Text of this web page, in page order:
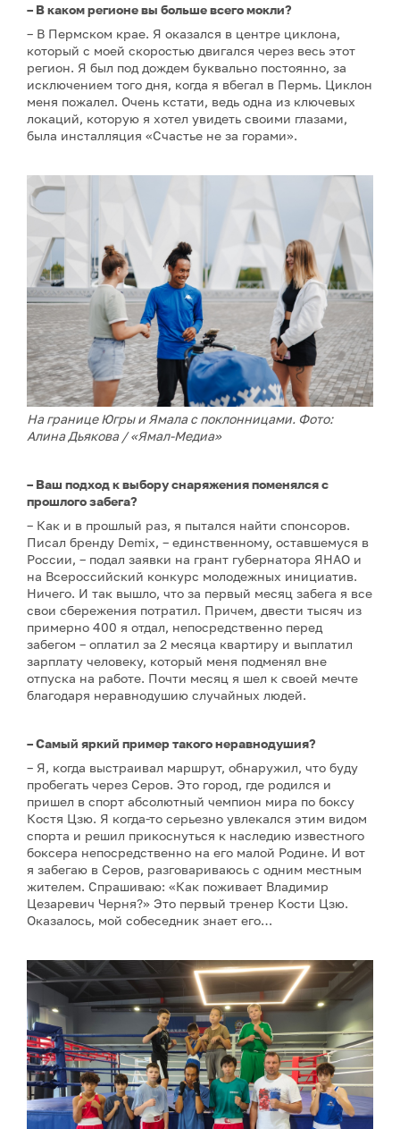
– В каком регионе вы больше всего мокли?
– В Пермском крае. Я оказался в центре циклона,
который с моей скоростью двигался через весь этот
регион. Я был под дождем буквально постоянно, за
исключением того дня, когда я вбегал в Пермь. Циклон
меня пожалел. Очень кстати, ведь одна из ключевых
локаций, которую я хотел увидеть своими глазами,
была инсталляция «Счастье не за горами».
На границе Югры и Ямала с поклонницами. Фото:
Алина Дьякова / «Ямал-Медиа»
– Ваш подход к выбору снаряжения поменялся с
прошлого забега?
– Как и в прошлый раз, я пытался найти спонсоров.
Писал бренду Demix, – единственному, оставшемуся в
России, – подал заявки на грант губернатора ЯНАО и
на Всероссийский конкурс молодежных инициатив.
Ничего. И так вышло, что за первый месяц забега я все
свои сбережения потратил. Причем, двести тысяч из
примерно 400 я отдал, непосредственно перед
забегом – оплатил за 2 месяца квартиру и выплатил
зарплату человеку, который меня подменял вне
отпуска на работе. Почти месяц я шел к своей мечте
благодаря неравнодушию случайных людей.
– Самый яркий пример такого неравнодушия?
– Я, когда выстраивал маршрут, обнаружил, что буду
пробегать через Серов. Это город, где родился и
пришел в спорт абсолютный чемпион мира по боксу
Костя Цзю. Я когда-то серьезно увлекался этим видом
спорта и решил прикоснуться к наследию известного
боксера непосредственно на его малой Родине. И вот
я забегаю в Серов, разговариваюсь с одним местным
жителем. Спрашиваю: «Как поживает Владимир
Цезаревич Черня?» Это первый тренер Кости Цзю.
Оказалось, мой собеседник знает его…